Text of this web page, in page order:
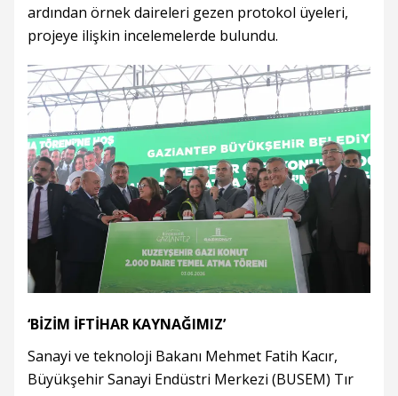
ardından örnek daireleri gezen protokol üyeleri,
projeye ilişkin incelemelerde bulundu.
‘BİZİM İFTİHAR KAYNAĞIMIZ’
Sanayi ve teknoloji Bakanı Mehmet Fatih Kacır,
Büyükşehir Sanayi Endüstri Merkezi (BUSEM) Tır